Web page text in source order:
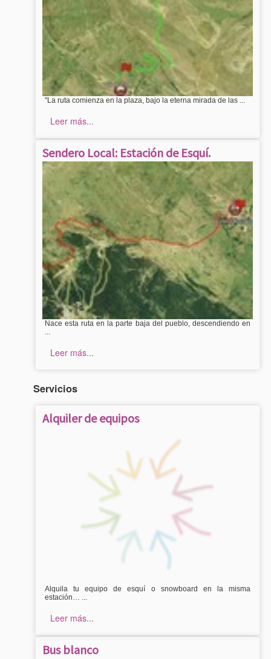
"La ruta comienza en la plaza, bajo la eterna mirada de las ...
Leer más...
Sendero Local: Estación de Esquí.
Nace esta ruta en la parte baja del pueblo, descendiendo en
...
Leer más...
Servicios
Alquiler de equipos
Alquila tu equipo de esquí o snowboard en la misma
estación… ...
Leer más...
Bus blanco